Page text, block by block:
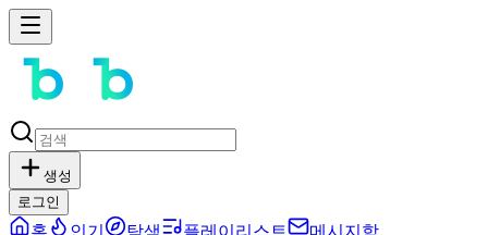
생성
로그인
홈 인기 탐색 플레이리스트 메시지함